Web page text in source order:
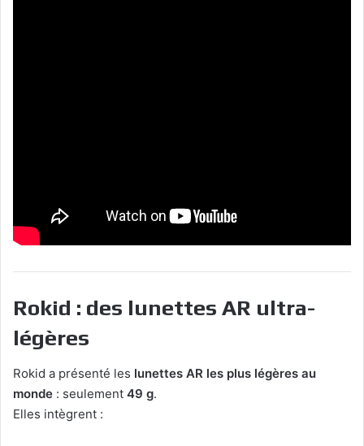
Rokid : des lunettes AR ultra-
légères
Rokid a présenté les lunettes AR les plus légères au
monde : seulement 49 g.
Elles intègrent :